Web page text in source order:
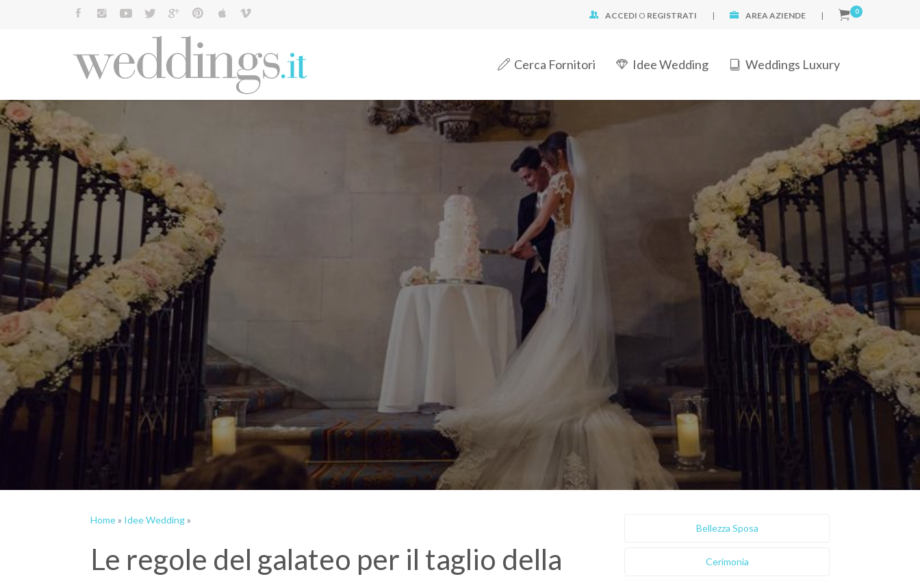
ACCEDI O REGISTRATI | AREA AZIENDE | 0
Cerca Fornitori Idee Wedding Weddings Luxury
Cerca:
Home» Idee Wedding»
Le regole del galateo per il taglio della
Bellezza Sposa
Cerimonia